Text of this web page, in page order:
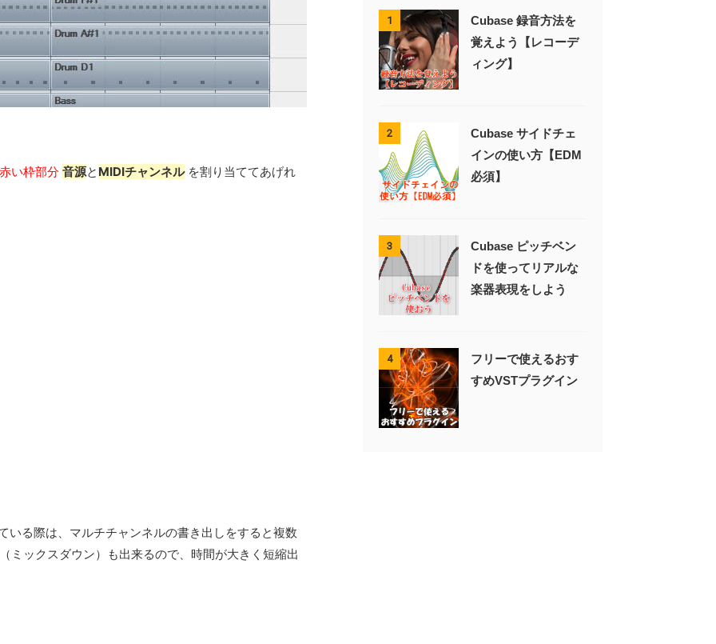
赤い枠部分 音源と MIDIチャンネルを割り当ててあげれ
る際は、マルチチャンネルの書き出しをすると複数
ミックスダウン）も出来るので、時間が大きく短縮出
1
Cubase 録音方法を
覚えよう【レコーデ
ィング】
2
Cubase サイドチェ
インの使い方【EDM
必須】
3
Cubase ピッチベン
ドを使ってリアルな
楽器表現をしよう
4
フリーで使えるおす
すめVSTプラグイン